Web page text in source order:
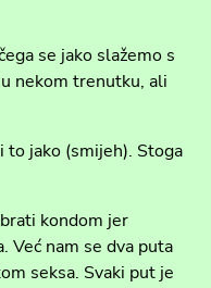
se jako slažemo s
nekom trenutku, ali
to jako (smijeh). Stoga
kondom jer
Već nam se dva puta
seksa. Svaki put je